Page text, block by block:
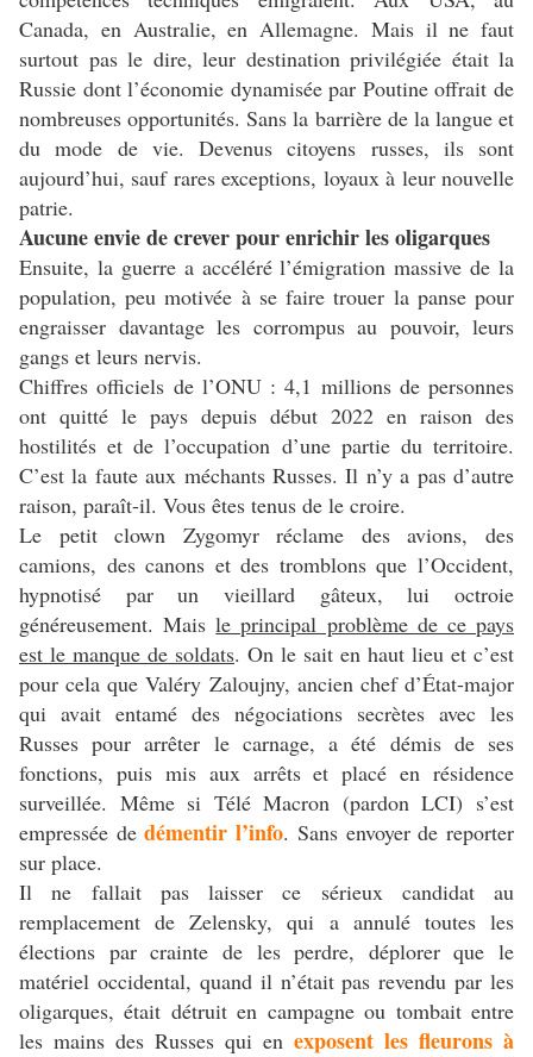
Canada, en Australie, en Allemagne. Mais il ne faut
surtout pas le dire, leur destination privilégiée était la
Russie dont l’économie dynamisée par Poutine offrait de
nombreuses opportunités. Sans la barrière de la langue et
du mode de vie. Devenus citoyens russes, ils sont
aujourd’hui, sauf rares exceptions, loyaux à leur nouvelle
patrie.
Aucune envie de crever pour enrichir les oligarques
Ensuite, la guerre a accéléré l’émigration massive de la
population, peu motivée à se faire trouer la panse pour
engraisser davantage les corrompus au pouvoir, leurs
gangs et leurs nervis.
Chiffres officiels de l’ONU : 4,1 millions de personnes
ont quitté le pays depuis début 2022 en raison des
hostilités et de l’occupation d’une partie du territoire.
C’est la faute aux méchants Russes. Il n’y a pas d’autre
raison, paraît-il. Vous êtes tenus de le croire.
Le petit clown Zygomyr réclame des avions, des
camions, des canons et des tromblons que l’Occident,
hypnotisé par un vieillard gâteux, lui octroie
généreusement. Maisle principal problème de ce pays
est le manque de soldats. On le sait en haut lieu et c’est
pour cela que Valéry Zaloujny, ancien chef d’État-major
qui avait entamé des négociations secrètes avec les
Russes pour arrêter le carnage, a été démis de ses
fonctions, puis mis aux arrêts et placé en résidence
surveillée. Même si Télé Macron (pardon LCI) s’est
empressée dedémentir l’info. Sans envoyer de reporter
sur place.
Il ne fallait pas laisser ce sérieux candidat au
remplacement de Zelensky, qui a annulé toutes les
élections par crainte de les perdre, déplorer que le
matériel occidental, quand il n’était pas revendu par les
oligarques, était détruit en campagne ou tombait entre
les mains des Russes qui en exposent les fleurons à